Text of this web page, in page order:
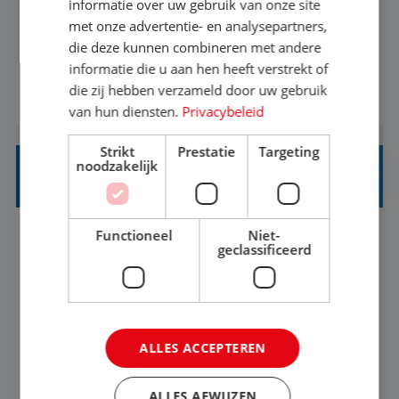
het nu voor jezelf is, of voor een ander: jij vindt
het super om een mooie reis van A tot Z te
regelen. Door jouw kennis en ervaring leren onze
vakantiegangers de meest prachtige plekjes op
aarde kennen! 🏝️Wat ga je doen?Klantgericht
werken: of het nu gaat om vragen ...
BEKIJK VACATURE
STAGIAIR BUSINESS INTELLIGENCE
's-Hertogenbosch
37-40+ uur
informatiebehoefte van verschillende interne
afdelingen specificeren. Aan de hand van deze
informatie over uw gebruik van onze site
met onze advertentie- en analysepartners,
die deze kunnen combineren met andere
informatie die u aan hen heeft verstrekt of
die zij hebben verzameld door uw gebruik
van hun diensten. Privacybeleid
Strikt
noodzakelijk
Prestatie Targeting
Functioneel
Niet-
geclassificeerd
ALLES ACCEPTEREN